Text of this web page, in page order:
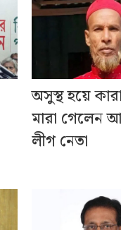
অসুস্থ হয়ে
মারা গেলেন
লীগ নেতা